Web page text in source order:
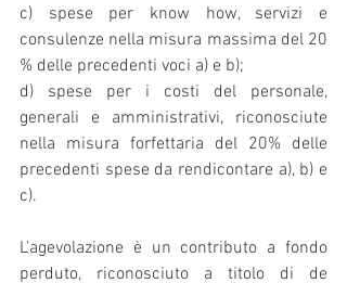
c) spese per know how, servizi e
consulenze nella misura massima del 20
% delle precedenti voci a) e b);
d) spese per i costi del personale,
generali e amministrativi, riconosciute
nella misura forfettaria del 20% delle
precedenti spese da rendicontare a), b) e
c).
L’agevolazione è un contributo a fondo
perduto, riconosciuto a titolo di de